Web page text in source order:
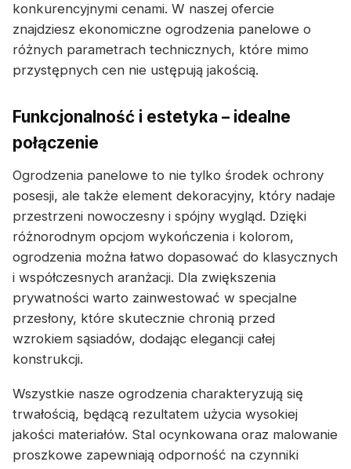
konkurencyjnymi cenami. W naszej ofercie
znajdziesz ekonomiczne ogrodzenia panelowe o
różnych parametrach technicznych, które mimo
przystępnych cen nie ustępują jakością.
Funkcjonalność i estetyka – idealne
połączenie
Ogrodzenia panelowe to nie tylko środek ochrony
posesji, ale także element dekoracyjny, który nadaje
przestrzeni nowoczesny i spójny wygląd. Dzięki
różnorodnym opcjom wykończenia i kolorom,
ogrodzenia można łatwo dopasować do klasycznych
i współczesnych aranżacji. Dla zwiększenia
prywatności warto zainwestować w specjalne
przesłony, które skutecznie chronią przed
wzrokiem sąsiadów, dodając elegancji całej
konstrukcji.
Wszystkie nasze ogrodzenia charakteryzują się
trwałością, będącą rezultatem użycia wysokiej
jakości materiałów. Stal ocynkowana oraz malowanie
proszkowe zapewniają odporność na czynniki